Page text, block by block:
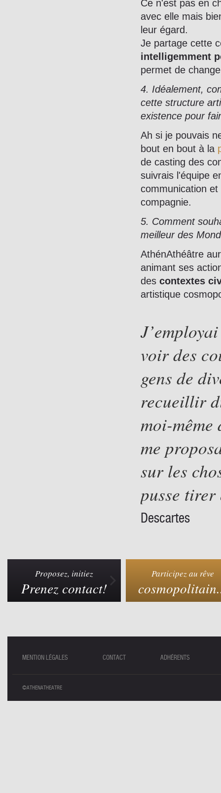
Ce n'est pas en
avec elle mais
leur égard.
Je partage cette
intelligemment
permet de
4. Idéalement,
cette structure
existence pour
Ah si je pouvais
bout en bout à la
de casting des
suivrais l'équipe
communication
compagnie.
5. Comment
meilleur des
AthénAthéâtre
animant ses
des contextes
artistique
voir des
gens de
recueillir
moi-
me
sur les
pusse
Descartes
Participez au rêve
Proposez, initiez
Prenez contact!
MENTION LÉGALES CONTACT ADHÉRENTS
©ATHENATHEATRE